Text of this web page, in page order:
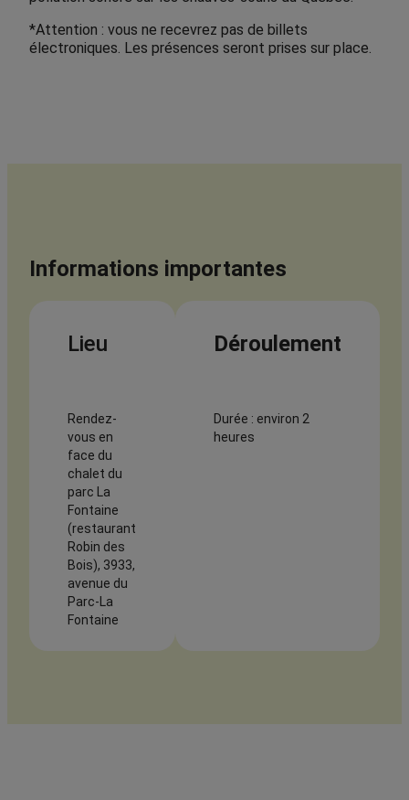
*Attention : vous ne recevrez pas de billets
électroniques. Les présences seront prises sur place.
Informations importantes
Lieu
Rendez-
vous en
face du
chalet du
parc La
Fontaine
(restaurant
Robin des
Bois), 3933,
avenue du
Parc-La
Fontaine
Déroulement
Durée : environ 2
heures